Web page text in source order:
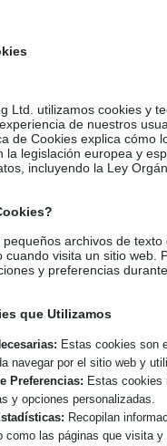
Ltd. utilizamos cookies y
de nuestros
de Cookies explica cómo
la legislación europea y
incluyendo la Ley
pequeños archivos de
cuando visita un sitio web.
y preferencias
que Utilizamos
Estas cookies son
navegar por el sitio web y
Preferencias: Estas cookies
y opciones personalizadas.
Recopilan
como las páginas que visita y